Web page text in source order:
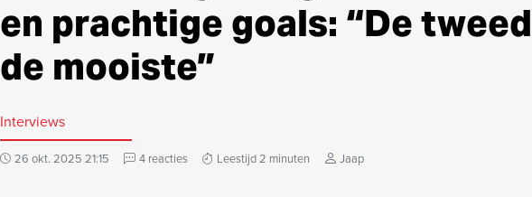
en prachtige goals: “De
de mooiste”
Interviews
26 okt. 2025 21:15 4 reacties Leestijd 2 minuten Jaap